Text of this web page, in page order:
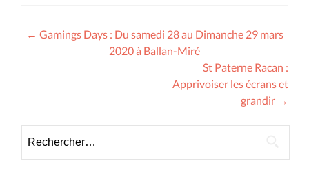
Navigation
← Gamings Days : Du samedi 28 au Dimanche 29 mars
2020 à Ballan-Miré
St Paterne Racan :
Apprivoiser les écrans et
grandir →